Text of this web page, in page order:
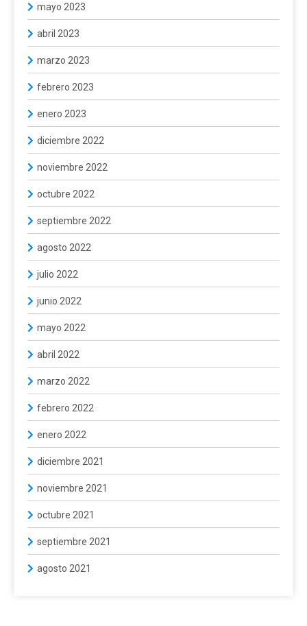
mayo 2023
abril 2023
marzo 2023
febrero 2023
enero 2023
diciembre 2022
noviembre 2022
octubre 2022
septiembre 2022
agosto 2022
julio 2022
junio 2022
mayo 2022
abril 2022
marzo 2022
febrero 2022
enero 2022
diciembre 2021
noviembre 2021
octubre 2021
septiembre 2021
agosto 2021